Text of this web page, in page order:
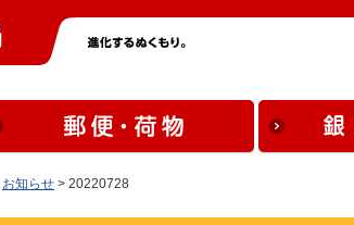
お知らせ > 20220728